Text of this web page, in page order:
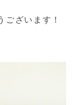
ざいます！